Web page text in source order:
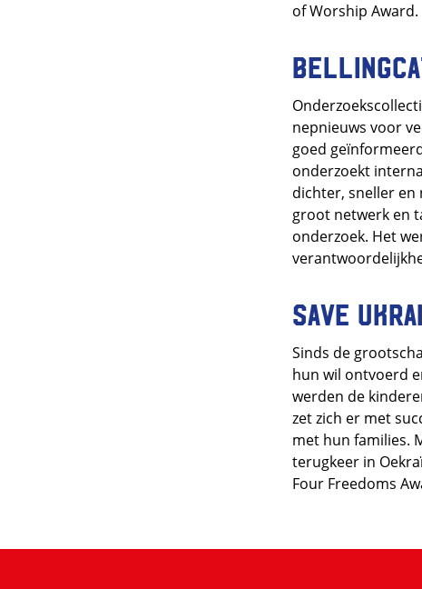
of Worship Award.
nepnieuws voor
goed
onderzoekt
dichter, sneller en
groot netwerk en
onderzoek. Het
Save
Sinds de
hun wil ontvoerd
werden de
zet zich er met
met hun families.
terugkeer in
Four Freedoms